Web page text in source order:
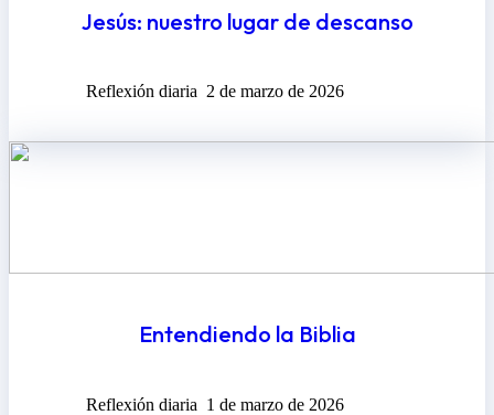
Jesús: nuestro lugar de descanso
Reflexión diaria 2 de marzo de 2026
Entendiendo la Biblia
Reflexión diaria 1 de marzo de 2026